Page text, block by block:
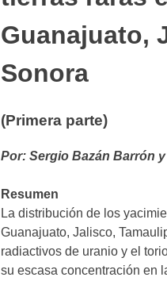
Guanajuato,
Sonora
(Primera parte)
Por: Sergio Bazán Barrón
Resumen
La distribución de los
Guanajuato, Jalisco,
radiactivos de uranio y el
su escasa concentración en